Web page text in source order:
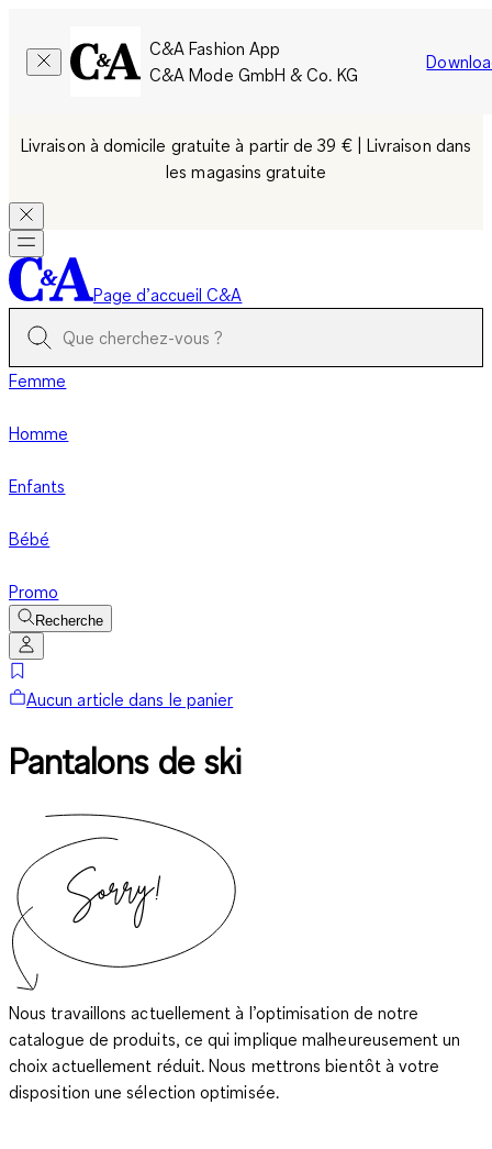
C&A Fashion App
C&A Mode GmbH & Co. KG
Livraison à domicile gratuite à partir de 39 € | Livraison dans
les magasins gratuite
Page d’accueil C&A
Femme
Homme
Enfants
Bébé
Promo
Recherche
Aucun article dans le panier
Pantalons de ski
Nous travaillons actuellement à l’optimisation de notre
catalogue de produits, ce qui implique malheureusement un
choix actuellement réduit. Nous mettrons bientôt à votre
disposition une sélection optimisée.